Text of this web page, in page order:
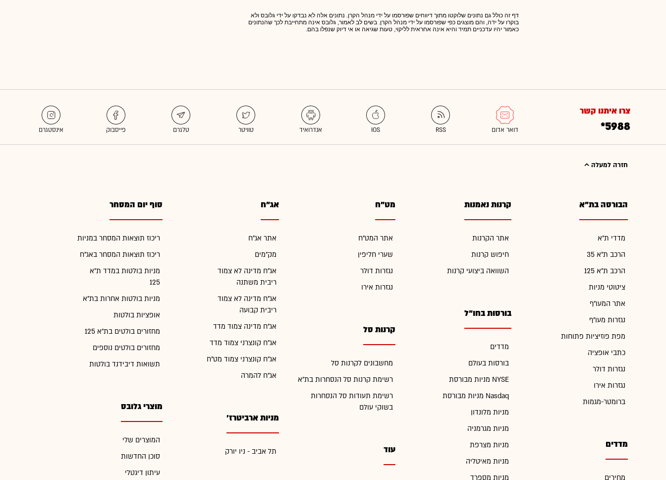
דף זה כולל גם נתונים שלוקטו מתוך דיווחים שפורסמו על ידי מנהל הקרן. נתונים אלה לא נבדקו על ידי גלובס ולא
בוקרו על ידה, והם מוצגים כפי שפורסמו על ידי מנהל הקרן. בשים לב לאמור, גלובס אינה מתחייבת לכך שהנתונים
כאמור יהיו עדכניים תמיד והיא אינה אחראית לליקוי, טעות שגיאה או אי דיוק שנפלו בהם.
צרו איתנו קשר
*5988
חזרה למעלה
הבורסה בת"א
מדדי ת"א
הרכב ת"א 35
הרכב ת"א 125
ציטוטי מניות
אתר המעו"ף
נגזרות מעו"ף
מפת פוזיציות פתוחות
כתבי אופציה
נגזרות דולר
נגזרות אירו
ברומטר-מגמות
מדדים
מחירים
קרנות נאמנות
אתר הקרנות
חיפוש קרנות
השוואה ביצועי קרנות
בורסות בחו"ל
מדדים
בורסות בעולם
מניות מבורסת NYSE
מניות מבורסת Nasdaq
מניות מלונדון
מניות מגרמניה
מניות מצרפת
מניות מאיטליה
מניות מספרד
מט"ח
אתר המט"ח
שערי חליפין
נגזרות דולר
נגזרות אירו
קרנות סל
מחשבונים לקרנות סל
רשימת קרנות סל הנסחרות בת"א
רשימת תעודות סל הנסחרות
בשוקי עולם
עוד
אג"ח
אתר אג"ח
מק"מים
אג"ח מדינה לא צמוד
ריבית משתנה
אג"ח מדינה לא צמוד
ריבית קבועה
אג"ח מדינה צמוד מדד
אג"ח קונצרני צמוד מדד
אג"ח קונצרני צמוד מט"ח
אג"ח להמרה
מניות ארביטרז'
תל אביב - ניו יורק
סוף יום המסחר
ריכוז תוצאות המסחר במניות
ריכוז תוצאות המסחר באג"ח
מניות בולטות במדד ת"א
125
מניות בולטות אחרות בת"א
אופציות בולטות
מחזורים בולטים בת"א 125
מחזורים בולטים נוספים
תשואות דיבידנד בולטות
מוצרי גלובס
המוצרים שלי
סוכן החדשות
עיתון דיגטלי